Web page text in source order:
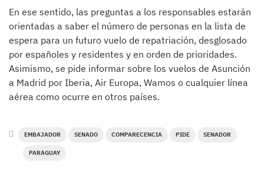
En ese sentido, las preguntas a los responsables estarán
orientadas a saber el número de personas en la lista de
espera para un futuro vuelo de repatriación, desglosado
por españoles y residentes y en orden de prioridades.
Asimismo, se pide informar sobre los vuelos de Asunción
a Madrid por Iberia, Air Europa, Wamos o cualquier línea
aérea como ocurre en otros países.
EMBAJADOR SENADO COMPARECENCIA PIDE SENADOR
PARAGUAY